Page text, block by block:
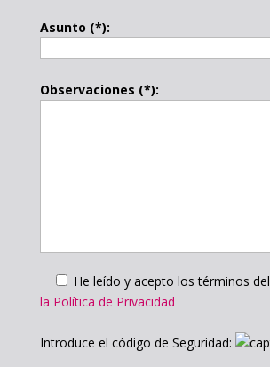
Asunto (*):
Observaciones (*):
He leído y acepto los términos del
la Política de Privacidad
Introduce el código de Seguridad: